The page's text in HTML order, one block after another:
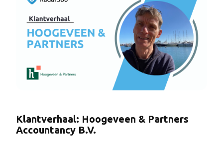
Klantverhaal: Hoogeveen & Partners
Accountancy B.V.